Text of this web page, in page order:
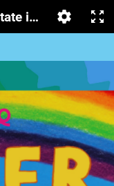
integrată